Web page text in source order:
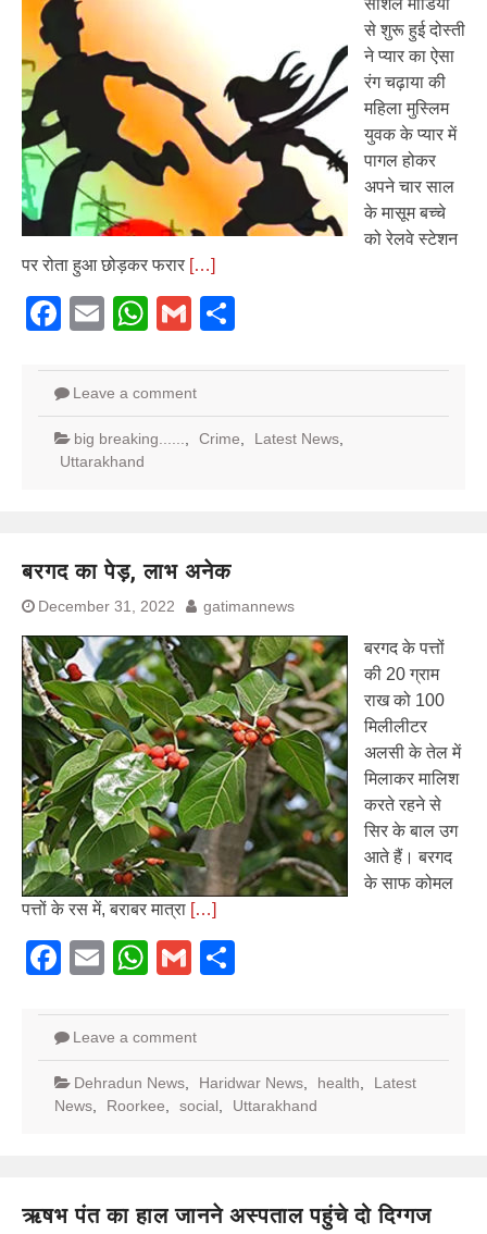
सोशल मीडिया
से शुरू हुई दोस्ती
ने प्यार का ऐसा
रंग चढ़ाया की
महिला मुस्लिम
युवक के प्यार में
पागल होकर
अपने चार साल
के मासूम बच्चे
को रेलवे स्टेशन
पर रोता हुआ छोड़कर फरार […]
Facebook
EmailWhatsApp
Gmail
Leave a comment
big breaking...... Crime Latest News
Uttarakhand
बरगद का पेड़, लाभ अनेक
December 31, 2022 gatimannews
बरगद के पत्तों
की 20 ग्राम
राख को 100
मिलीलीटर
अलसी के तेल में
मिलाकर मालिश
करते रहने से
सिर के बाल उग
आते हैं। बरगद
के साफ कोमल
पत्तों के रस में, बराबर मात्रा […]
Facebook
EmailWhatsApp
Gmail
Leave a comment
Dehradun News Haridwar News health
Latest
News
Roorkee social Uttarakhand
ऋषभ पंत का हाल जानने अस्पताल पहुंचे दो दिग्गज